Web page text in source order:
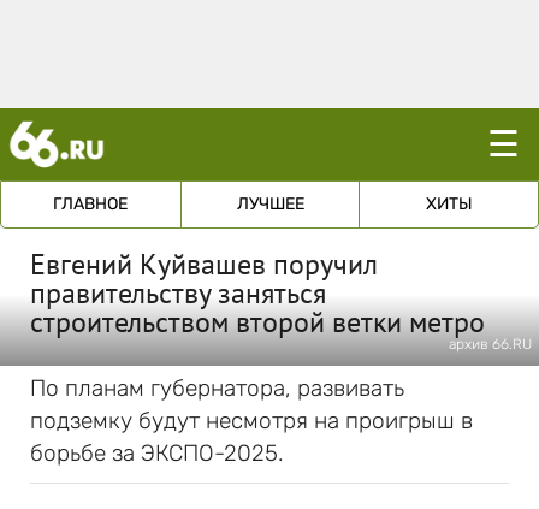
☰
ГЛАВНОЕ ЛУЧШЕЕ ХИТЫ
Евгений Куйвашев поручил
правительству заняться
строительством второй ветки метро
архив 66.RU
По планам губернатора, развивать
подземку будут несмотря на проигрыш в
борьбе за ЭКСПО-2025.